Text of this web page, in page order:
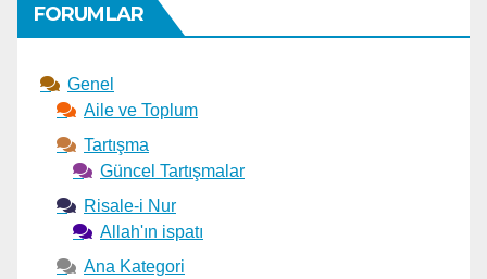
FORUMLAR
Genel
Aile ve Toplum
Tartışma
Güncel Tartışmalar
Risale-i Nur
Allah'ın ispatı
Ana Kategori